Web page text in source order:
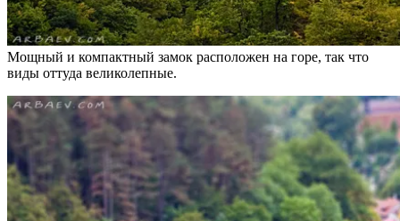
Мощный и компактный замок расположен на горе, так что
виды оттуда великолепные.